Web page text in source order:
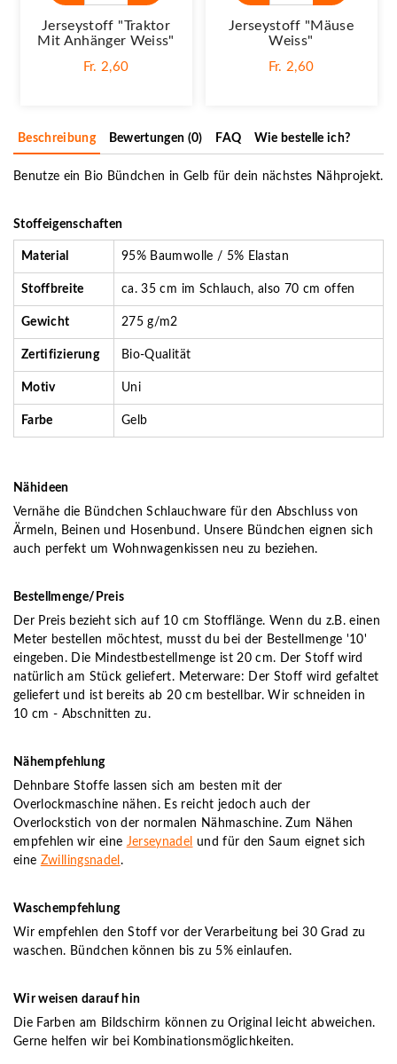
Jerseystoff "Traktor
Mit Anhänger Weiss"
Fr. 2,60
Jerseystoff "Mäuse
Weiss"
Fr. 2,60
Beschreibung Bewertungen (0) FAQ Wie bestelle ich?
Benutze ein Bio Bündchen in Gelb für dein nächstes Nähprojekt.
Stoffeigenschaften
Material 95% Baumwolle / 5% Elastan
Stoffbreite ca. 35 cm im Schlauch, also 70 cm offen
Gewicht 275 g/m2
Zertifizierung Bio-Qualität
Motiv Uni
Farbe Gelb
Nähideen
Vernähe die Bündchen Schlauchware für den Abschluss von
Ärmeln, Beinen und Hosenbund. Unsere Bündchen eignen sich
auch perfekt um Wohnwagenkissen neu zu beziehen.
Bestellmenge/Preis
Der Preis bezieht sich auf 10 cm Stofflänge. Wenn du z.B. einen
Meter bestellen möchtest, musst du bei der Bestellmenge '10'
eingeben. Die Mindestbestellmenge ist 20 cm. Der Stoff wird
natürlich am Stück geliefert. Meterware: Der Stoff wird gefaltet
geliefert und ist bereits ab 20 cm bestellbar. Wir schneiden in
10 cm - Abschnitten zu.
Nähempfehlung
Dehnbare Stoffe lassen sich am besten mit der
Overlockmaschine nähen. Es reicht jedoch auch der
Overlockstich von der normalen Nähmaschine. Zum Nähen
empfehlen wir eine Jerseynadel
und für den Saum eignet sich
eine Zwillingsnadel .
Waschempfehlung
Wir empfehlen den Stoff vor der Verarbeitung bei 30 Grad zu
waschen. Bündchen können bis zu 5% einlaufen.
Wir weisen darauf hin
Die Farben am Bildschirm können zu Original leicht abweichen.
Gerne helfen wir bei Kombinationsmöglichkeiten.